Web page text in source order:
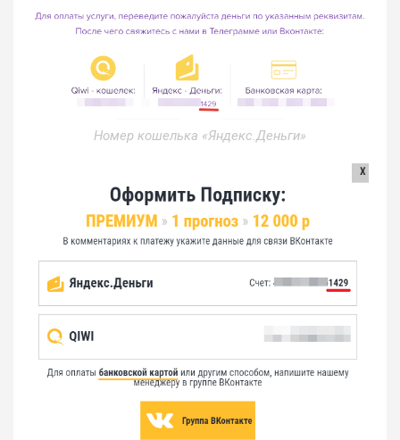
Номер кошелька «Яндекс.Деньги»